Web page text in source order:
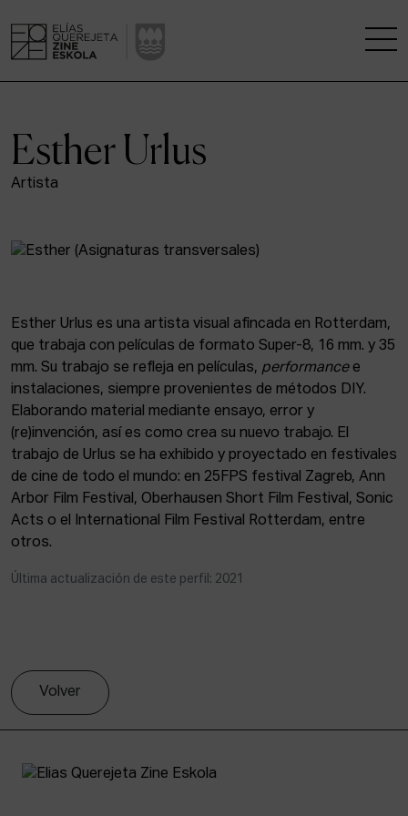
CENTRO DE INVESTIGACIÓN
KINOFABRIKA
COMUNIDAD
LA CASA DEL CINE
ACTUALIDAD
Admisión
Intranet
EUS
ESP ENG
Esther Urlus
Artista
Esther Urlus es una artista visual afincada en Rotterdam,
que trabaja con películas de formato Super-8, 16 mm. y 35
mm. Su trabajo se refleja en películas, performancee
instalaciones, siempre provenientes de métodos DIY.
Elaborando material mediante ensayo, error y
(re)invención, así es como crea su nuevo trabajo. El
trabajo de Urlus se ha exhibido y proyectado en festivales
de cine de todo el mundo: en 25FPS festival Zagreb, Ann
Arbor Film Festival, Oberhausen Short Film Festival, Sonic
Acts o el International Film Festival Rotterdam, entre
otros.
Última actualización de este perfil: 2021
Volver